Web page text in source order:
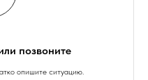
позвоните
опишите ситуацию.